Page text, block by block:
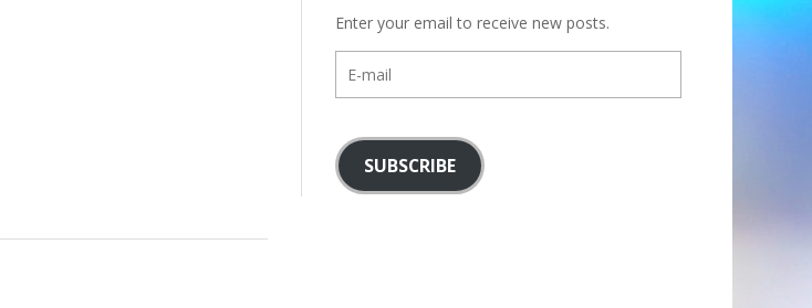
Enter your email to receive new posts.
mail
SUBSCRIBE